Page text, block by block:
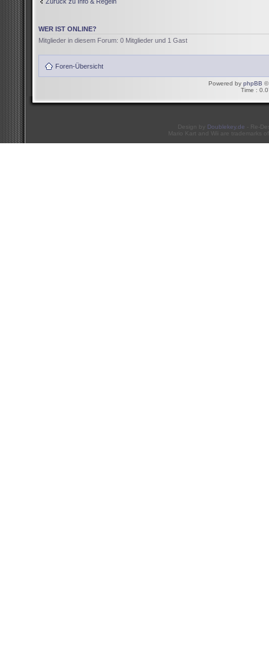
WER IST ONLINE?
Mitglieder in diesem Forum: 0 Mitglieder und 1 Gast
Foren-Übersicht
Powered by phpBB ©
Time :
Design by Doublekey.de - Re-
Mario Kart and Wii are trademarks